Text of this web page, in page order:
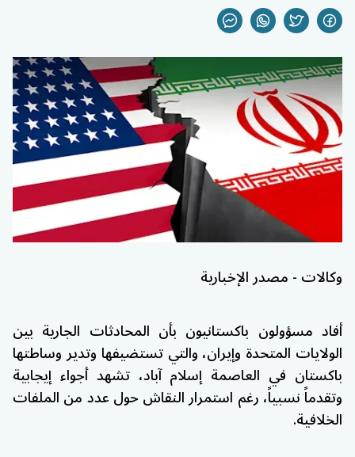
وكالات - مصدر الإخبارية
أفاد مسؤولون باكستانيون بأن المحادثات الجارية بين
الولايات المتحدة وإيران، والتي تستضيفها وتدير وساطتها
باكستان في العاصمةإسلام آباد، تشهد أجواء إيجابية
وتقدماً نسبياً، رغم استمرار النقاش حول عدد من الملفات
الخلافية.